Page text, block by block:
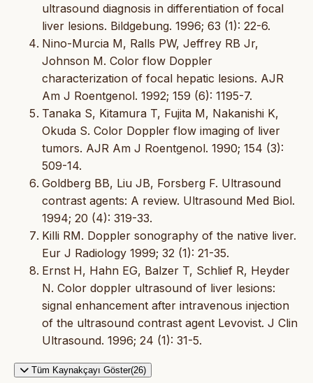
ultrasound diagnosis in differentiation of focal
liver lesions. Bildgebung. 1996; 63 (1): 22-6.
Nino-Murcia M, Ralls PW, Jeffrey RB Jr,
Johnson M. Color flow Doppler
characterization of focal hepatic lesions. AJR
Am J Roentgenol. 1992; 159 (6): 1195-7.
Tanaka S, Kitamura T, Fujita M, Nakanishi K,
Okuda S. Color Doppler flow imaging of liver
tumors. AJR Am J Roentgenol. 1990; 154 (3):
509-14.
Goldberg BB, Liu JB, Forsberg F. Ultrasound
contrast agents: A review. Ultrasound Med Biol.
1994; 20 (4): 319-33.
Killi RM. Doppler sonography of the native liver.
Eur J Radiology 1999; 32 (1): 21-35.
Ernst H, Hahn EG, Balzer T, Schlief R, Heyder
N. Color doppler ultrasound of liver lesions:
signal enhancement after intravenous injection
of the ultrasound contrast agent Levovist. J Clin
Ultrasound. 1996; 24 (1): 31-5.
Tüm Kaynakçayı Göster(26)